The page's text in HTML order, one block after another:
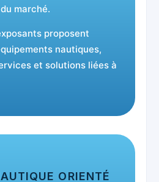
marché.
proposent
nautiques,
et solutions liées à
ORIENTÉ